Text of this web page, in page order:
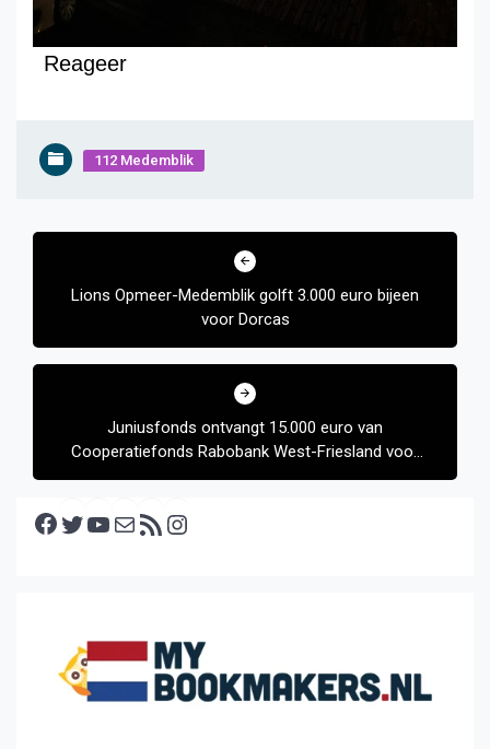
Reageer
112 Medemblik
Bericht
Lions Opmeer-Medemblik golft 3.000 euro bijeen
voor Dorcas
Juniusfonds ontvangt 15.000 euro van
Cooperatiefonds Rabobank West-Friesland voor
“migranten leren door”
Facebook Twitter YouTube E-mail RSS feed